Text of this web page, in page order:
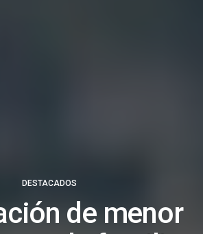
DESTACADOS
de menor